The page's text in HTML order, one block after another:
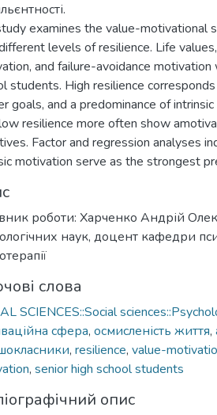
examines the value-motivational
levels of resilience. Life
and failure-avoidance
students. High resilience
goals, and a predominance of
resilience more often show
Factor and regression analyses
motivation serve as the strongest
роботи: Харченко Андрій
наук, доцент кафедри
слова
SCIENCES::Social
сфера, осмисленість життя,
, resilience, value-
, senior high school students
опис